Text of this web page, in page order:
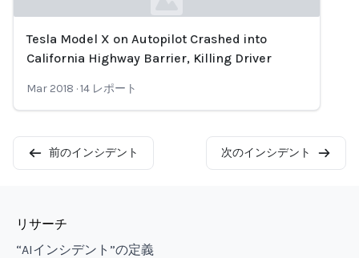
Loading...
Tesla Model X on Autopilot Crashed into
California Highway Barrier, Killing Driver
Mar 2018 ·14 レポート
前のインシデント 次のインシデント
リサーチ
“AIインシデント”の定義